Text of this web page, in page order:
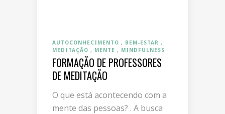
AUTOCONHECIMENTO
BEM-ESTAR
MEDITAÇÃO
MENTE MINDFULNESS
FORMAÇÃO DE PROFESSORES
DE MEDITAÇÃO
O que está acontecendo com a
mente das pessoas? . A busca